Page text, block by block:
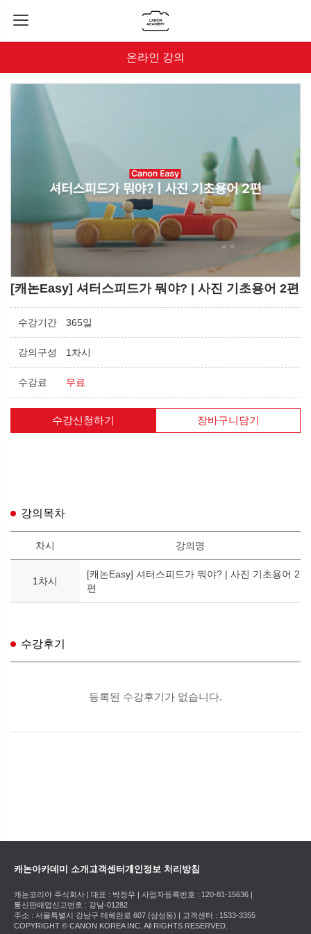
온라인 강의
[캐논Easy] 셔터스피드가 뭐야? | 사진 기초용어 2편
수강기간 365일
강의구성 1차시
수강료 무료
수강신청하기 장바구니담기
강의목차
차시 강의명
1차시
[캐논Easy] 셔터스피드가 뭐야? | 사진 기초용어 2
편
수강후기
캐논아카데미 소개 고객센터 개인정보 처리방침
캐논코리아 주식회사 | 대표 : 박정우 | 사업자등록번호 : 120-81-15636 |
통신판매업신고번호 : 강남-01282
주소 : 서울특별시 강남구 테헤란로 607 (삼성동) | 고객센터 : 1533-3355
COPYRIGHT © CANON KOREA INC. All RIGHTS RESERVED.